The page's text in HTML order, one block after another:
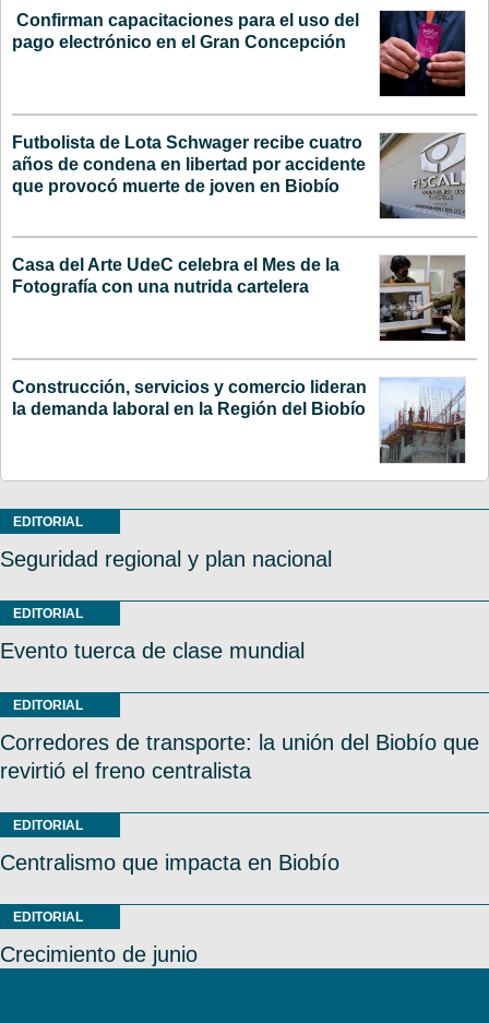
Confirman capacitaciones para el uso del
pago electrónico en el Gran Concepción
Futbolista de Lota Schwager recibe cuatro
años de condena en libertad por accidente
que provocó muerte de joven en Biobío
Casa del Arte UdeC celebra el Mes de la
Fotografía con una nutrida cartelera
Construcción, servicios y comercio lideran
la demanda laboral en la Región del Biobío
EDITORIAL
Seguridad regional y plan nacional
EDITORIAL
Evento tuerca de clase mundial
EDITORIAL
Corredores de transporte: la unión del Biobío que
revirtió el freno centralista
EDITORIAL
Centralismo que impacta en Biobío
EDITORIAL
Crecimiento de junio